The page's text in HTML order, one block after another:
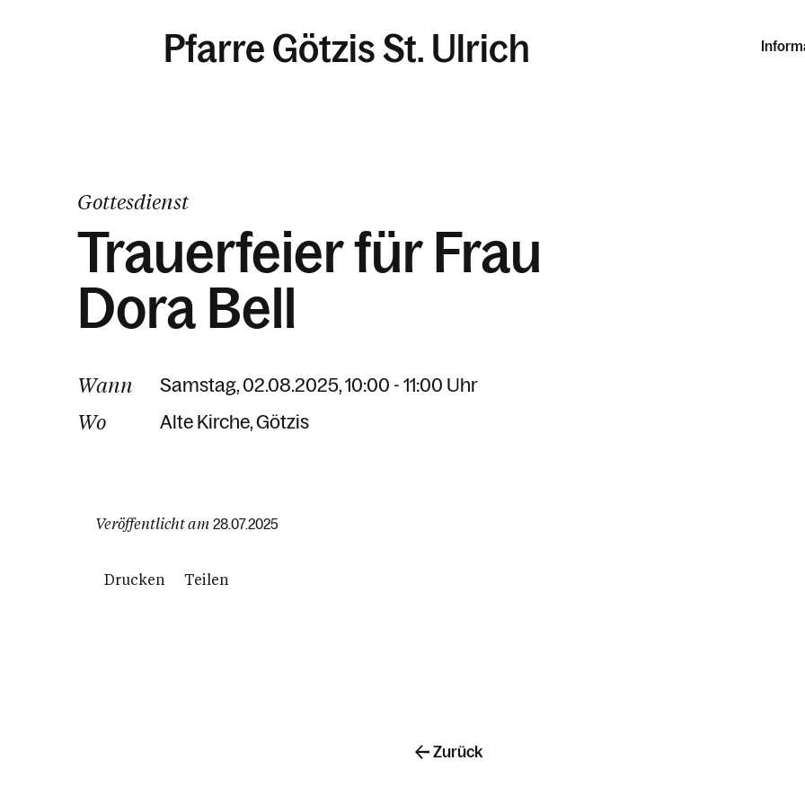
Pfarre Götzis St. Ulrich
Gottesdienst
Trauerfeier für Frau
Dora Bell
Wann Samstag, 02.08.2025, 10:00 - 11:00 Uhr
Wo Alte Kirche Götzis
Veröffentlicht am 28.07.2025
Drucken Teilen
Zurück